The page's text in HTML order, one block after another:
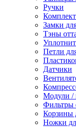
Ручки
Замки
Тэны
Петли
Датчики
Модули /
Фильтры
Корзины
Ножки